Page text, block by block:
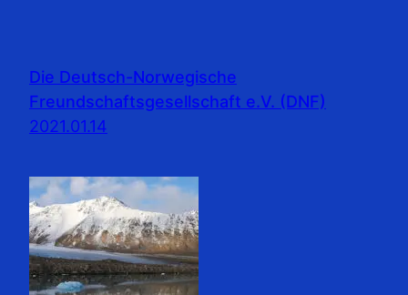
Die Deutsch-Norwegische
Freundschaftsgesellschaft e.V. (DNF)
2021.01.14